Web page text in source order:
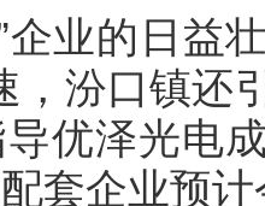
企业的日益
，汾口镇还
优泽光电
套企业预